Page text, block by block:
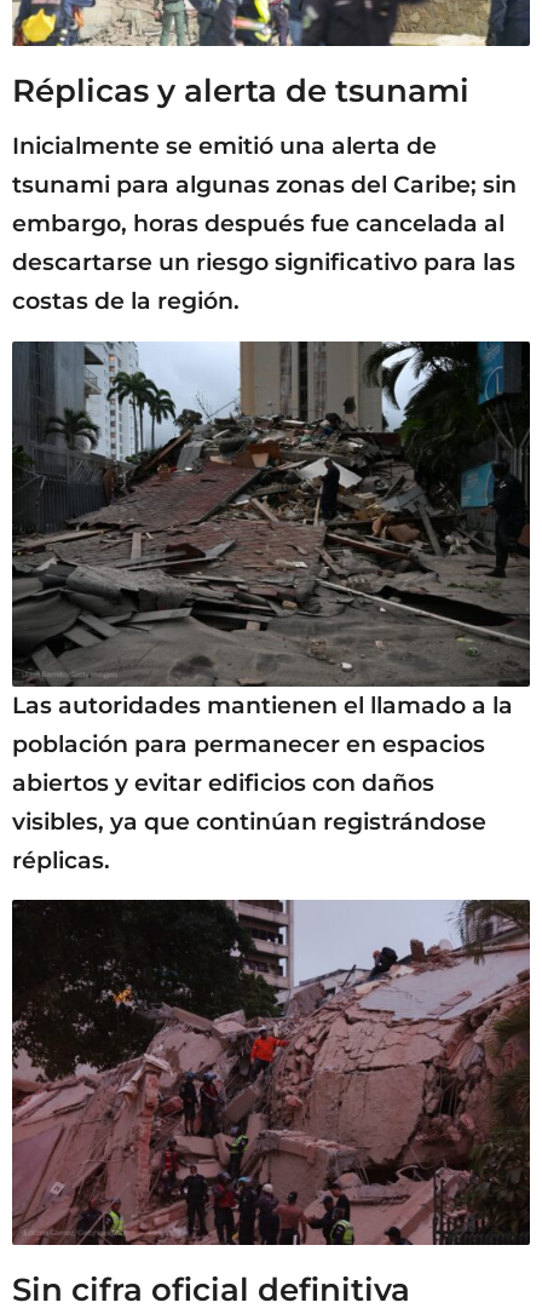
Réplicas y alerta de tsunami
Inicialmente se emitió una alerta de
tsunami para algunas zonas del Caribe; sin
embargo, horas después fue cancelada al
descartarse un riesgo significativo para las
costas de la región.
Las autoridades mantienen el llamado a la
población para permanecer en espacios
abiertos y evitar edificios con daños
visibles, ya que continúan registrándose
réplicas.
Sin cifra oficial definitiva